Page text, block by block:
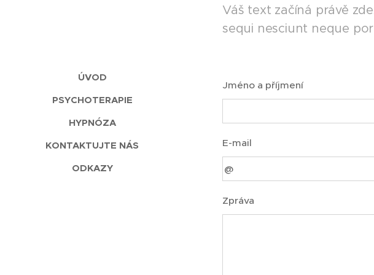
ÚVOD
PSYCHOTERAPIE
HYPNÓZA
KONTAKTUJTE NÁS
ODKAZY
Váš text začíná právě
sequi nesciunt neque
Jméno a příjmení
E-mail
Zpráva